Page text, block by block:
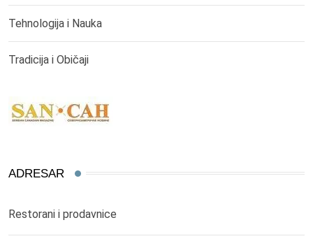
Tehnologija i Nauka
Tradicija i Običaji
ADRESAR
Restorani i prodavnice